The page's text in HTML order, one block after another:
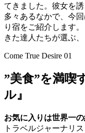
てきました。彼女を
多々あるなかで、今
り宿をご紹介します
きた達人たちが選ぶ
Come True Desire 01
”美食”を満喫
ル』
お気に入りは世界一
トラベルジャーナリス